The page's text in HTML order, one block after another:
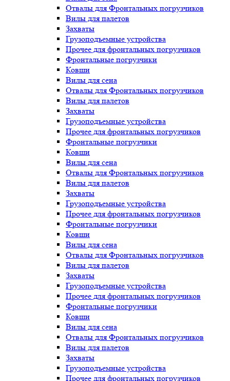
Отвалы для Фронтальных погрузчиков
Вилы для палетов
Захваты
Грузоподъемные устройства
Прочее для фронтальных погрузчиков
Фронтальные погрузчики
Ковши
Вилы для сена
Отвалы для Фронтальных погрузчиков
Вилы для палетов
Захваты
Грузоподъемные устройства
Прочее для фронтальных погрузчиков
Фронтальные погрузчики
Ковши
Вилы для сена
Отвалы для Фронтальных погрузчиков
Вилы для палетов
Захваты
Грузоподъемные устройства
Прочее для фронтальных погрузчиков
Фронтальные погрузчики
Ковши
Вилы для сена
Отвалы для Фронтальных погрузчиков
Вилы для палетов
Захваты
Грузоподъемные устройства
Прочее для фронтальных погрузчиков
Фронтальные погрузчики
Ковши
Вилы для сена
Отвалы для Фронтальных погрузчиков
Вилы для палетов
Захваты
Грузоподъемные устройства
Прочее для фронтальных погрузчиков